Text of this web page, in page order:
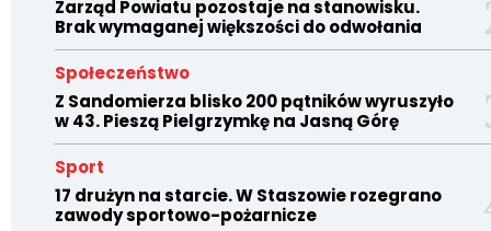
Zarząd Powiatu pozostaje na stanowisku.
Brak wymaganej większości do odwołania
Społeczeństwo
Z Sandomierza blisko 200 pątników wyruszyło
w 43. Pieszą Pielgrzymkę na Jasną Górę
Sport
17 drużyn na starcie. W Staszowie rozegrano
zawody sportowo-pożarnicze